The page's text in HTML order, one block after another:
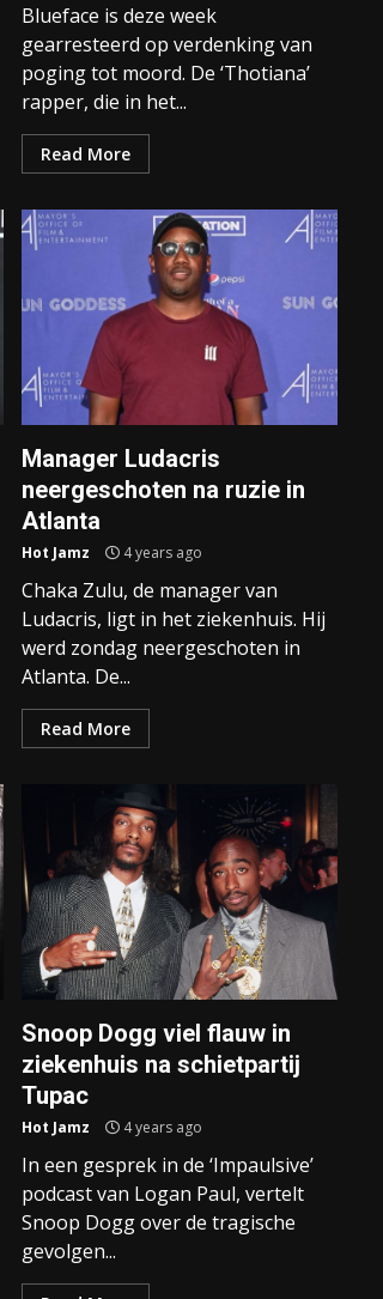
Blueface is deze week
gearresteerd op verdenking van
poging tot moord. De ‘Thotiana’
rapper, die in het...
Read More
Manager Ludacris
neergeschoten na ruzie in
Atlanta
Hot Jamz 4 years ago
Chaka Zulu, de manager van
Ludacris, ligt in het ziekenhuis. Hij
werd zondag neergeschoten in
Atlanta. De...
Read More
Snoop Dogg viel flauw in
ziekenhuis na schietpartij
Tupac
Hot Jamz 4 years ago
In een gesprek in de ‘Impaulsive’
podcast van Logan Paul, vertelt
Snoop Dogg over de tragische
gevolgen...